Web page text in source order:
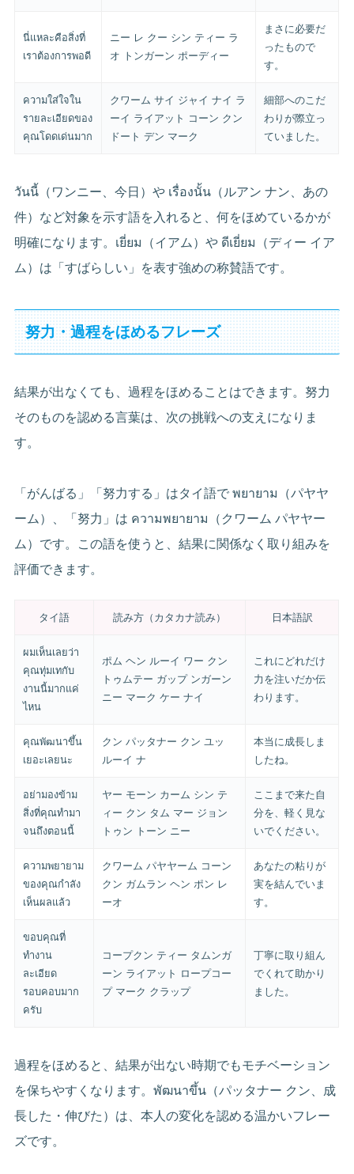
นี่แหละคือสิ่งที่
เราต้องการพอดี
ニー レ クー シン ティー ラ
オ トンガーン ポーディー
まさに必要だ
ったもので
す。
ความใส่ใจใน
รายละเอียดของ
คุณโดดเด่นมาก
クワーム サイ ジャイ ナイ ラ
ーイ ライアット コーン クン
ドート デン マーク
細部へのこだ
わりが際立っ
ていました。
วันนี้（ワンニー、今日）や เรื่องนั้น（ルアン ナン、あの
件）など対象を示す語を入れると、何をほめているかが
明確になります。เยี่ยม（イアム）や ดีเยี่ยม（ディー イア
ム）は「すばらしい」を表す強めの称賛語です。
努力・過程をほめるフレーズ
結果が出なくても、過程をほめることはできます。努力
そのものを認める言葉は、次の挑戦への支えになりま
す。
「がんばる」「努力する」はタイ語で พยายาม（パヤヤ
ーム）、「努力」は ความพยายาม（クワーム パヤヤー
ム）です。この語を使うと、結果に関係なく取り組みを
評価できます。
タイ語 読み方（カタカナ読み） 日本語訳
ผมเห็นเลยว่า
คุณทุ่มเทกับ
งานนี้มากแค่
ไหน
ポム ヘン ルーイ ワー クン
トゥムテー ガップ ンガーン
ニー マーク ケー ナイ
これにどれだけ
力を注いだか伝
わります。
คุณพัฒนาขึ้น
เยอะเลยนะ
クン パッタナー クン ユッ
ルーイ ナ
本当に成長しま
したね。
อย่ามองข้าม
สิ่งที่คุณทำมา
จนถึงตอนนี้
ヤー モーン カーム シン テ
ィー クン タム マー ジョン
トゥン トーン ニー
ここまで来た自
分を、軽く見な
いでください。
ความพยายาม
ของคุณกำลัง
เห็นผลแล้ว
クワーム パヤヤーム コーン
クン ガムラン ヘン ポン レ
ーオ
あなたの粘りが
実を結んでいま
す。
ขอบคุณที่
ทำงาน
ละเอียด
รอบคอบมาก
ครับ
コープクン ティー タムンガ
ーン ライアット ロープコー
プ マーク クラップ
丁寧に取り組ん
でくれて助かり
ました。
過程をほめると、結果が出ない時期でもモチベーション
を保ちやすくなります。พัฒนาขึ้น（パッタナー クン、成
長した・伸びた）は、本人の変化を認める温かいフレー
ズです。